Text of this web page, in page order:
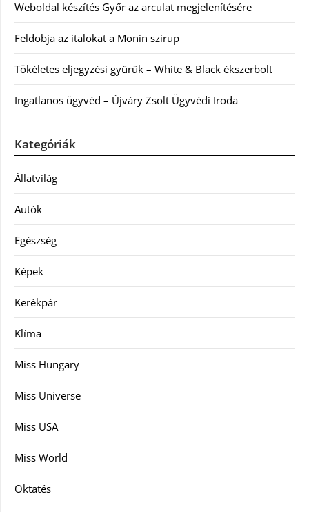
Weboldal készítés Győr az arculat megjelenítésére
Feldobja az italokat a Monin szirup
Tökéletes eljegyzési gyűrűk – White & Black ékszerbolt
Ingatlanos ügyvéd – Újváry Zsolt Ügyvédi Iroda
Kategóriák
Állatvilág
Autók
Egészség
Képek
Kerékpár
Klíma
Miss Hungary
Miss Universe
Miss USA
Miss World
Oktatés